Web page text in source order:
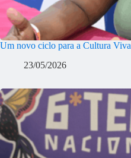
Um novo ciclo para a Cultura Viva
23/05/2026